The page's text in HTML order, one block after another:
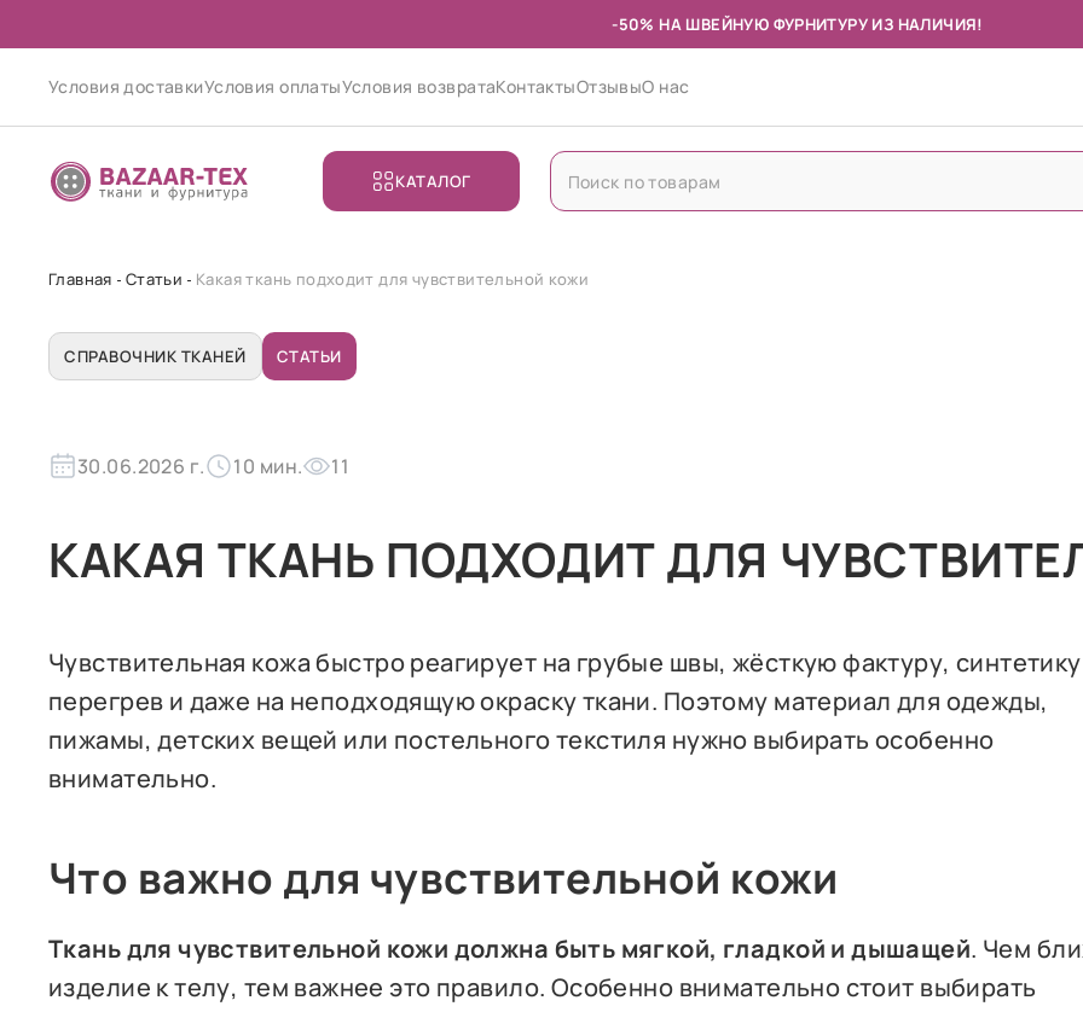
-50% НА ШВЕЙНУЮ ФУРНИТУРУ ИЗ НАЛИЧИЯ!
Условия доставкиУсловия оплатыУсловия возвратаКонтактыОтзывыО нас
КАТАЛОГ
Главная Статьи Какая ткань подходит для чувствительной кожи
СПРАВОЧНИК ТКАНЕЙ СТАТЬИ
30.06.2026 г. 10 мин. 11
КАКАЯ ТКАНЬ ПОДХОДИТ ДЛЯ
Чувствительная кожа быстро реагирует на грубые швы, жёсткую фактуру,
перегрев и даже на неподходящую окраску ткани. Поэтому материал для одежды,
пижамы, детских вещей или постельного текстиля нужно выбирать особенно
внимательно.
Что важно для чувствительной кожи
Ткань для чувствительной кожи должна быть мягкой, гладкой и дышащей. Чем
изделие к телу, тем важнее это правило. Особенно внимательно стоит выбирать